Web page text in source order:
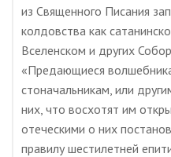
из Священного Писания
колдовства как
Вселенском и других
«Предающиеся
стоначальникам, или
них, что восхотят им
отеческими о них
правилу шестилетней